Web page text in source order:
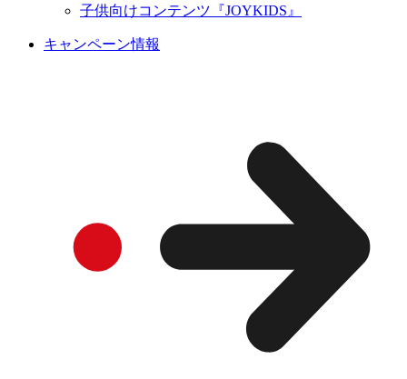
子供向けコンテンツ『JOYKIDS』
キャンペーン情報